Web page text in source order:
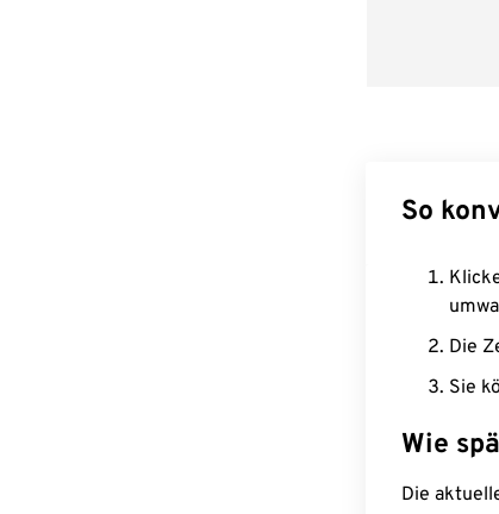
So
Die
Sie
Wie
Die